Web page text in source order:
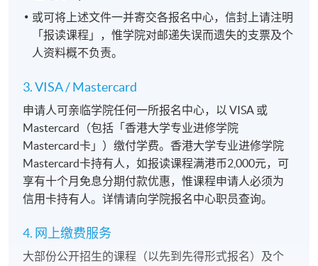
或可将上述文件一并寄交各报名中心，信封上请注明
「报读课程」，惟学院对邮递失误而遗失的支票及个
人资料概不负责。
3. VISA / Mastercard
申请人可亲临学院任何一所报名中心，以 VISA 或
Mastercard（包括「香港大学专业进修学院
Mastercard卡」）缴付学费。香港大学专业进修学院
Mastercard卡持有人，如报读课程满港币2,000元，可
享有十个月免息分期付款优惠，惟课程申请人必须为
信用卡持有人。详情请向学院报名中心职员查询。
4. 网上缴费服务
大部份公开招生的课程（以先到先得形式报名）及个